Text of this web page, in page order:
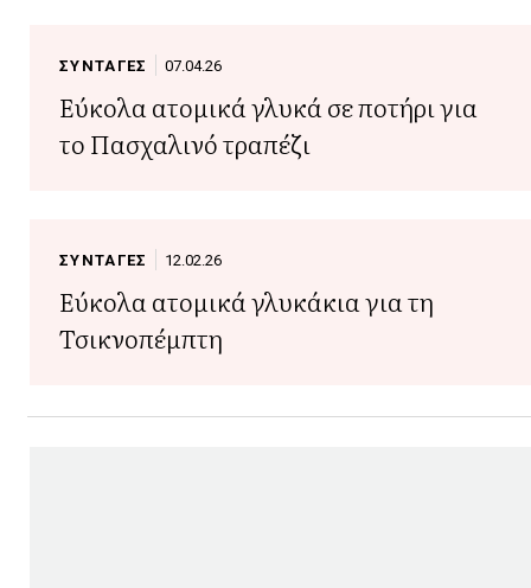
ΣΥΝΤΑΓΕΣ 07.04.26
Εύκολα ατομικά γλυκά σε ποτήρι για
το Πασχαλινό τραπέζι
ΣΥΝΤΑΓΕΣ 12.02.26
Εύκολα ατομικά γλυκάκια για τη
Τσικνοπέμπτη